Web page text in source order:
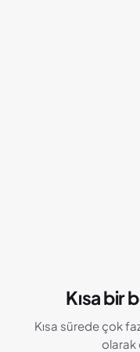
Kısa bir
Kısa sürede çok
olarak